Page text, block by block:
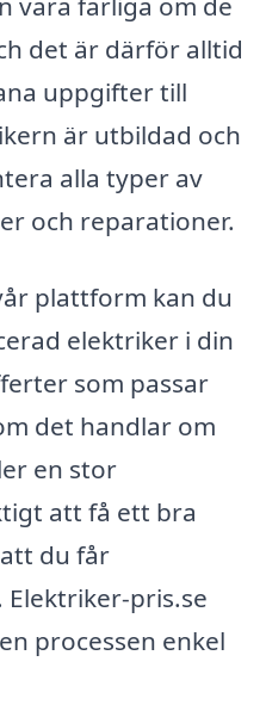
det är därför alltid
uppgifter till
är utbildad och
alla typer av
och reparationer.
plattform kan du
elektriker i din
som passar
det handlar om
en stor
att få ett bra
du får
pris.se
processen enkel